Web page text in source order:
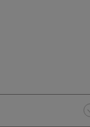
て